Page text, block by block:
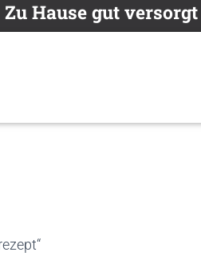
Zu Hause gut versorgt